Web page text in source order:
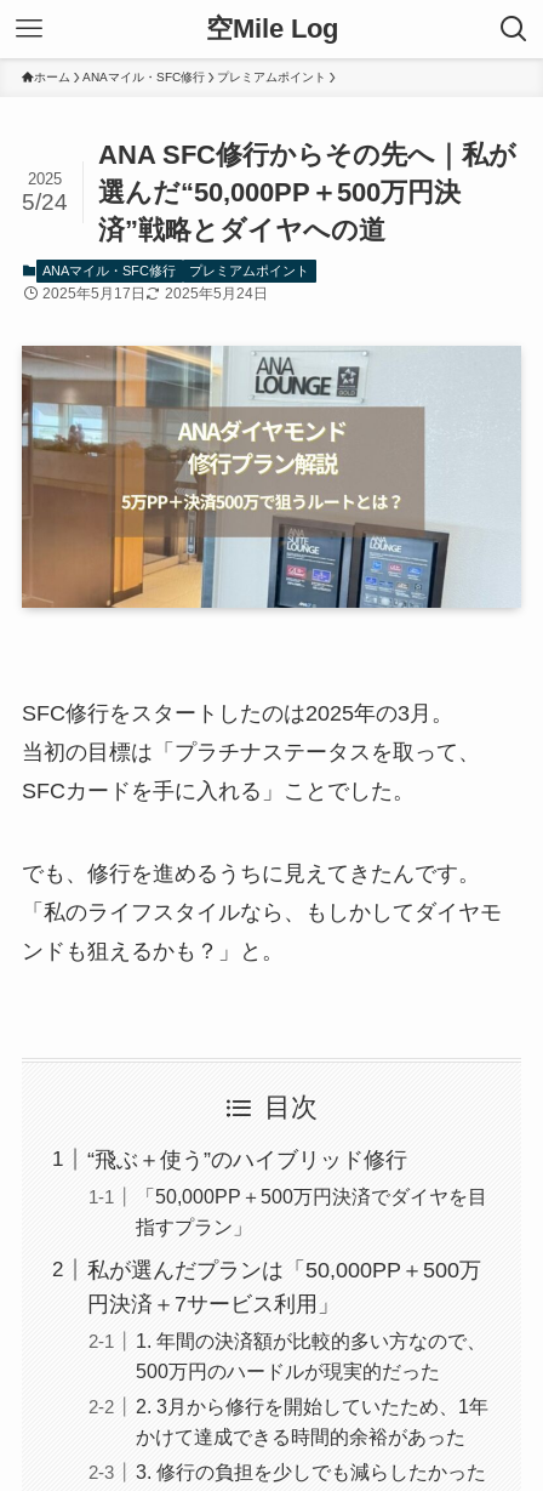
空Mile Log
ホーム ANAマイル・SFC修行 プレミアムポイント
ANA SFC修行からその先へ｜私が
選んだ“50,000PP＋500万円決
済”戦略とダイヤへの道
2025
5/24
ANAマイル・SFC修行 プレミアムポイント
2025年5月17日 2025年5月24日
SFC修行をスタートしたのは2025年の3月。
当初の目標は「プラチナステータスを取って、
SFCカードを手に入れる」ことでした。
でも、修行を進めるうちに見えてきたんです。
「私のライフスタイルなら、もしかしてダイヤモ
ンドも狙えるかも？」と。
目次
“飛ぶ＋使う”のハイブリッド修行
「50,000PP＋500万円決済でダイヤを目
指すプラン」
私が選んだプランは「50,000PP＋500万
円決済＋7サービス利用」
1. 年間の決済額が比較的多い方なので、
500万円のハードルが現実的だった
2. 3月から修行を開始していたため、1年
かけて達成できる時間的余裕があった
3. 修行の負担を少しでも減らしたかった